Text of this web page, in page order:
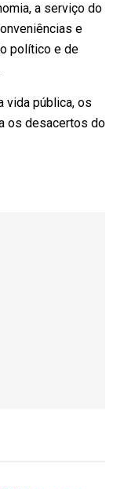
a serviço do
e
político e de
vida pública, os
os desacertos do